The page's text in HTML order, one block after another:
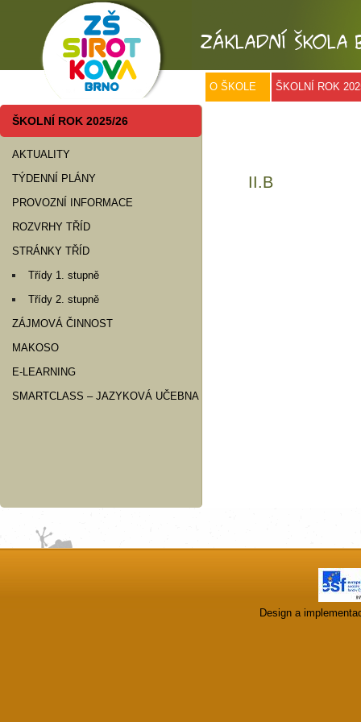
O ŠKOLE ŠKOLNÍ ROK
ŠKOLNÍ ROK 2025/26
AKTUALITY
TÝDENNÍ PLÁNY
PROVOZNÍ INFORMACE
ROZVRHY TŘÍD
STRÁNKY TŘÍD
Třídy 1. stupně
Třídy 2. stupně
ZÁJMOVÁ ČINNOST
MAKOSO
E-LEARNING
SMARTCLASS – JAZYKOVÁ UČEBNA
II.B
Design a